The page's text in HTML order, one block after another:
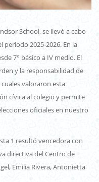
School, se llevó a cabo
periodo 2025-2026. En la
7° básico a IV medio. El
y la responsabilidad de
valoraron esta
cívica al colegio y permite
oficiales en nuestro
1 resultó vencedora con
directiva del Centro de
Emilia Rivera, Antonietta